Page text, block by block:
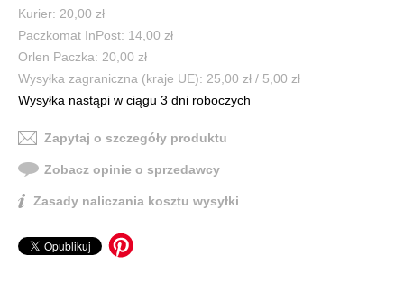
Kurier: 20,00 zł
Paczkomat InPost: 14,00 zł
Orlen Paczka: 20,00 zł
Wysyłka zagraniczna (kraje UE): 25,00 zł / 5,00 zł
Wysyłka nastąpi w ciągu 3 dni roboczych
Zapytaj o szczegóły produktu
Zobacz opinie o sprzedawcy
Zasady naliczania kosztu wysyłki